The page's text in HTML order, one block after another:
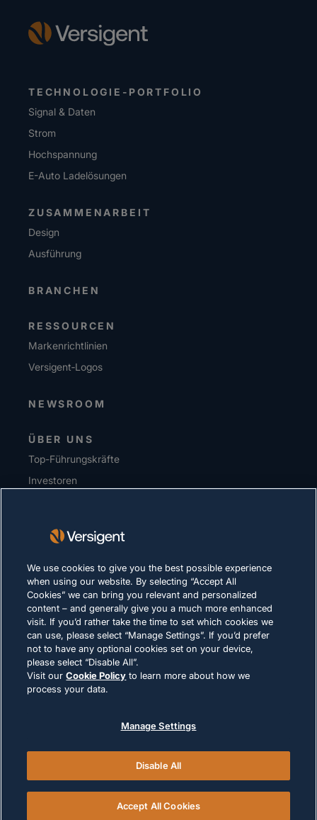
TECHNOLOGIE-PORTFOLIO
Signal & Daten
Strom
Hochspannung
E-Auto Ladelösungen
ZUSAMMENARBEIT
Design
Ausführung
BRANCHEN
RESSOURCEN
Markenrichtlinien
Versigent‑Logos
NEWSROOM
ÜBER UNS
Top-Führungskräfte
Investoren
DATENSCHUTZERKLÄRUNG
Impressum
Nutzungsbedingungen
Cookie-Richtlinie
RECHTLICHE HINWEISE UND
© 2026 Versigent. All rights reserved
We use cookies to give you the best possible experience
when using our website. By selecting “Accept All
Cookies” we can bring you relevant and personalized
content – and generally give you a much more enhanced
visit. If you’d rather take the time to set which cookies we
can use, please select “Manage Settings”. If you’d prefer
not to have any optional cookies set on your device,
please select “Disable All”.
Visit ourCookie Policy to learn more about how we
process your data.
Manage Settings
Disable All
Accept All Cookies